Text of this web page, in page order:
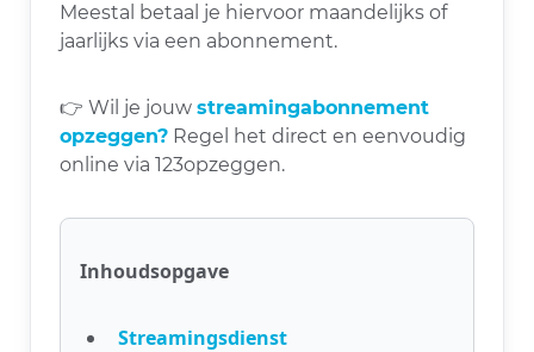
Meestal betaal je hiervoor maandelijks of
jaarlijks via een abonnement.
👉 Wil je jouw streamingabonnement
opzeggen? Regel het direct en eenvoudig
online via 123opzeggen.
Inhoudsopgave
Streamingsdienst